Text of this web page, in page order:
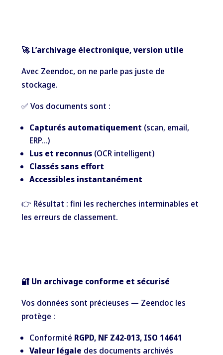
🚀 L’archivage électronique, version utile
Avec Zeendoc, on ne parle pas juste de
stockage.
✅ Vos documents sont :
Capturés automatiquement (scan, email,
ERP…)
Lus et reconnus(OCR intelligent)
Classés sans effort
Accessibles instantanément
👉 Résultat : fini les recherches interminables et
les erreurs de classement.
🔐 Un archivage conforme et sécurisé
Vos données sont précieuses — Zeendoc les
protège :
Conformité RGPD, NF Z42‑013, ISO 14641
Valeur légale des documents archivés